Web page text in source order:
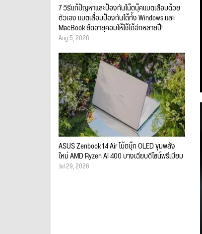
7 วิธีแก้ปัญหาและป้องกันโน๊ตบุ๊คแบตเสื่อมด้วย
ตัวเอง แบตเสื่อมป้องกันได้ทั้ง Windows และ
MacBook ยืดอายุคอมให้ใช้ได้อีกหลายปี!
Aug 5, 2026
ASUS Zenbook 14 Air โน้ตบุ๊ก OLED ขุมพลัง
ใหม่ AMD Ryzen AI 400 บางเฉียบดีไซน์พรีเมียม
Jul 29, 2026